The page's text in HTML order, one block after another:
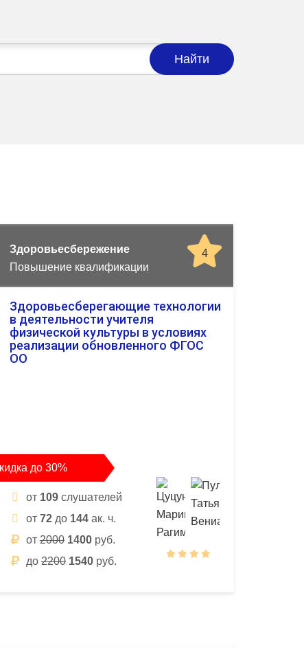
Найти
4
Здоровьесбережение
Повышение квалификации
Здоровьесберегающие технологии
в деятельности учителя
физической культуры в условиях
реализации обновленного ФГОС
ОО
до 30%
от 109 слушателей
от 72 до 144 ак. ч.
от 2000 1400 руб.
до 2200 1540 руб.